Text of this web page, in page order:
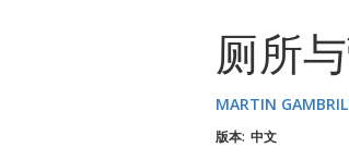
厕所
MARTIN
版本: 中文